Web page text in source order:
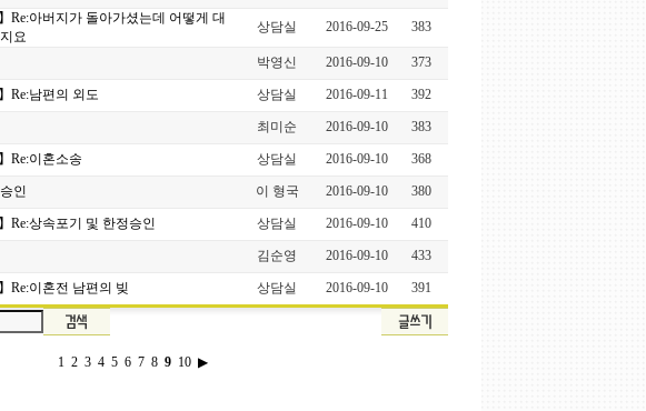
】Re:아버지가 돌아가셨는데 어떻게 대
요
상담실 2016-09-25 383
박영신 2016-09-10 373
】Re:남편의 외도 상담실 2016-09-11 392
최미순 2016-09-10 383
】Re:이혼소송 상담실 2016-09-10 368
인 이 형국 2016-09-10 380
】Re:상속포기 및 한정승인 상담실 2016-09-10 410
김순영 2016-09-10 433
】Re:이혼전 남편의 빚 상담실 2016-09-10 391
1 2 3 4 5 6 7 8 9 10 ▶